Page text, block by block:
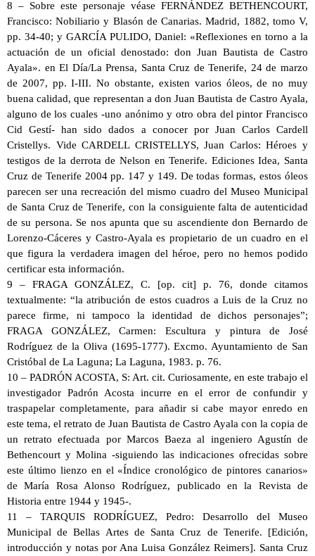
8 – Sobre este personaje véase FERNÁNDEZ BETHENCOURT,
Francisco: Nobiliario y Blasón de Canarias. Madrid, 1882, tomo V,
pp. 34-40; y GARCÍA PULIDO, Daniel: «Reflexiones en torno a la
actuación de un oficial denostado: don Juan Bautista de Castro
Ayala». en El Día/La Prensa, Santa Cruz de Tenerife, 24 de marzo
de 2007, pp. I-III. No obstante, existen varios óleos, de no muy
buena calidad, que representan a don Juan Bautista de Castro Ayala,
alguno de los cuales -uno anónimo y otro obra del pintor Francisco
Cid Gestí- han sido dados a conocer por Juan Carlos Cardell
Cristellys. Vide CARDELL CRISTELLYS, Juan Carlos: Héroes y
testigos de la derrota de Nelson en Tenerife. Ediciones Idea, Santa
Cruz de Tenerife 2004 pp. 147 y 149. De todas formas, estos óleos
parecen ser una recreación del mismo cuadro del Museo Municipal
de Santa Cruz de Tenerife, con la consiguiente falta de autenticidad
de su persona. Se nos apunta que su ascendiente don Bernardo de
Lorenzo-Cáceres y Castro-Ayala es propietario de un cuadro en el
que figura la verdadera imagen del héroe, pero no hemos podido
certificar esta información.
9 – FRAGA GONZÁLEZ, C. [op. cit] p. 76, donde citamos
textualmente: “la atribución de estos cuadros a Luis de la Cruz no
parece firme, ni tampoco la identidad de dichos personajes”;
FRAGA GONZÁLEZ, Carmen: Escultura y pintura de José
Rodríguez de la Oliva (1695-1777). Excmo. Ayuntamiento de San
Cristóbal de La Laguna; La Laguna, 1983. p. 76.
10 – PADRÓN ACOSTA, S: Art. cit. Curiosamente, en este trabajo el
investigador Padrón Acosta incurre en el error de confundir y
traspapelar completamente, para añadir si cabe mayor enredo en
este tema, el retrato de Juan Bautista de Castro Ayala con la copia de
un retrato efectuada por Marcos Baeza al ingeniero Agustín de
Bethencourt y Molina -siguiendo las indicaciones ofrecidas sobre
este último lienzo en el «Índice cronológico de pintores canarios»
de María Rosa Alonso Rodríguez, publicado en la Revista de
Historia entre 1944 y 1945-.
11 – TARQUIS RODRÍGUEZ, Pedro: Desarrollo del Museo
Municipal de Bellas Artes de Santa Cruz de Tenerife. [Edición,
introducción y notas por Ana Luisa González Reimers]. Santa Cruz